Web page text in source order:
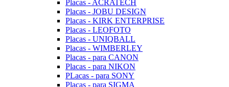
Placas - ACRATECH
Placas - JOBU DESIGN
Placas - KIRK ENTERPRISE
Placas - LEOFOTO
Placas - UNIQBALL
Placas - WIMBERLEY
Placas - para CANON
Placas - para NIKON
PLacas - para SONY
Placas - para SIGMA